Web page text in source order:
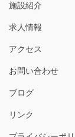
施設紹介
求人情報
アクセス
お問い合わせ
ブログ
リンク